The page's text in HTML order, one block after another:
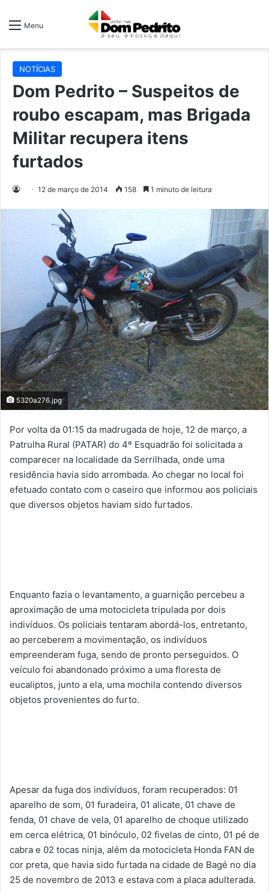
Menu
NOTÍCIAS
Dom Pedrito – Suspeitos de
roubo escapam, mas Brigada
Militar recupera itens
furtados
12 de março de 2014 158 1 minuto de leitura
5320a276.jpg
Por volta da 01:15 da madrugada de hoje, 12 de março, a
Patrulha Rural (PATAR) do 4º Esquadrão foi solicitada a
comparecer na localidade da Serrilhada, onde uma
residência havia sido arrombada. Ao chegar no local foi
efetuado contato com o caseiro que informou aos policiais
que diversos objetos haviam sido furtados.
Enquanto fazia o levantamento, a guarnição percebeu a
aproximação de uma motocicleta tripulada por dois
indivíduos. Os policiais tentaram abordá-los, entretanto,
ao perceberem a movimentação, os indivíduos
empreenderam fuga, sendo de pronto perseguidos. O
veículo foi abandonado próximo a uma floresta de
eucaliptos, junto a ela, uma mochila contendo diversos
objetos provenientes do furto.
Apesar da fuga dos indivíduos, foram recuperados: 01
aparelho de som, 01 furadeira, 01 alicate, 01 chave de
fenda, 01 chave de vela, 01 aparelho de choque utilizado
em cerca elétrica, 01 binóculo, 02 fivelas de cinto, 01 pé de
cabra e 02 tocas ninja, além da motocicleta Honda FAN de
cor preta, que havia sido furtada na cidade de Bagé no dia
25 de novembro de 2013 e estava com a placa adulterada.